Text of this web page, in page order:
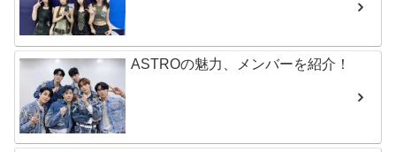
ASTROの魅力、メンバーを紹介！